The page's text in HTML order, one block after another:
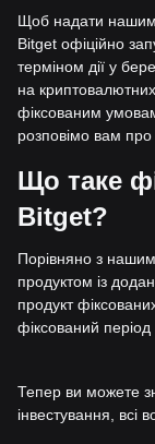
Щоб надати нашим
Bitget офіційно
терміном дії у
на
фіксованим умовам
розповімо вам про
Що таке
Bitget?
Порівняно з
продуктом із
продукт
фіксований період
Тепер ви можете
інвестування, всі